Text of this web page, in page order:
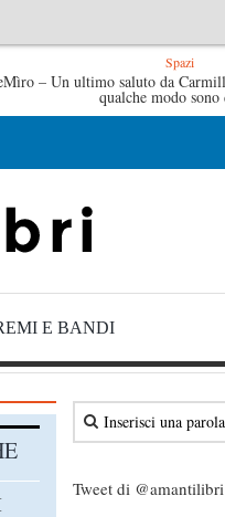
Tutte le mattine di
Spazi
– Un ultimo saluto da
qualche modo sono
E BANDI
Tweet di @amantilibri